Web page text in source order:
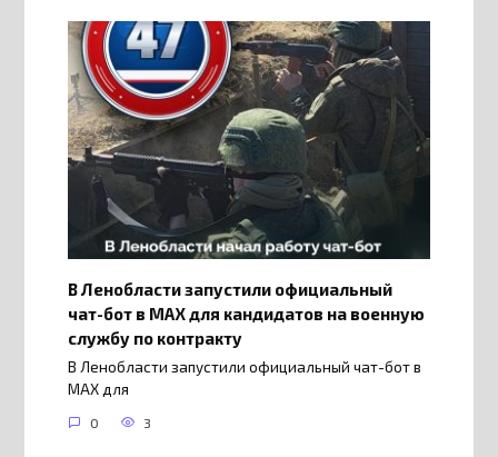
В Ленобласти запустили официальный
чат-бот в МАХ для кандидатов на военную
службу по контракту
В Ленобласти запустили официальный чат-бот в
МАХ для
0 3